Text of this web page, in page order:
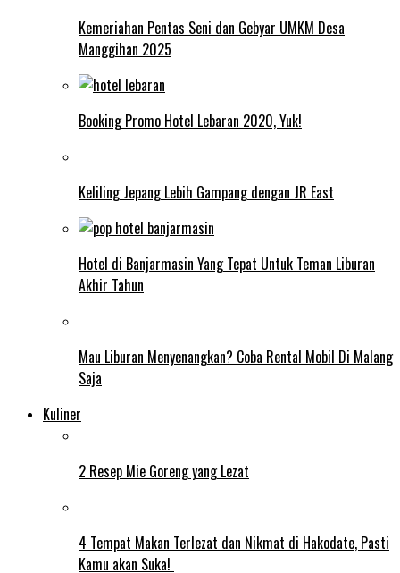
Kemeriahan Pentas Seni dan Gebyar UMKM Desa
Manggihan 2025
Booking Promo Hotel Lebaran 2020, Yuk!
Keliling Jepang Lebih Gampang dengan JR East
Hotel di Banjarmasin Yang Tepat Untuk Teman Liburan
Akhir Tahun
Mau Liburan Menyenangkan? Coba Rental Mobil Di Malang
Saja
Kuliner
2 Resep Mie Goreng yang Lezat
4 Tempat Makan Terlezat dan Nikmat di Hakodate, Pasti
Kamu akan Suka!